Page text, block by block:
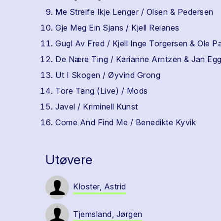
Me Streife Ikje Lenger / Olsen & Pedersen
Gje Meg Ein Sjans / Kjell Reianes
Gugl Av Fred / Kjell Inge Torgersen & Ole
De Nære Ting / Karianne Arntzen & Jan
Ut I Skogen / Øyvind Grong
Tore Tang (Live) / Mods
Javel / Kriminell Kunst
Come And Find Me / Benedikte Kyvik
Utøvere
Kloster, Astrid
Tjemsland, Jørgen